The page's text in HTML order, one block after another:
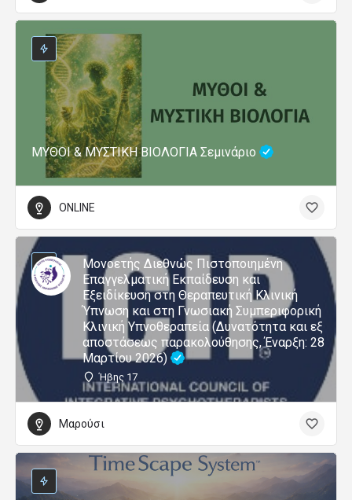
ΜΥΘΟΙ & ΜΥΣΤΙΚΗ ΒΙΟΛΟΓΙΑ Σεμινάριο
ONLINE
Μονοετής Διεθνώς Πιστοποιημένη
Επαγγελματική Εκπαίδευση και
Εξειδίκευση στη Θεραπευτική Κλινική
Ύπνωση και στη Γνωσιακή Συμπεριφορική
Κλινική Υπνοθεραπεία (Δυνατότητα και εξ
αποστάσεως παρακολούθησης, Έναρξη: 28
Μαρτίου 2026)
Ήβης 17
Μαρούσι